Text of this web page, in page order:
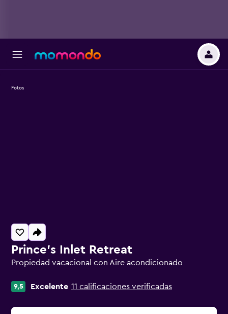
Prince's Inlet Retreat
Propiedad vacacional con Aire acondicionado
9,5 Excelente 11 calificaciones verificadas
Fotos